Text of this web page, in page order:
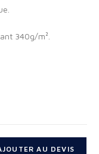
340g/m².
AU DEVIS